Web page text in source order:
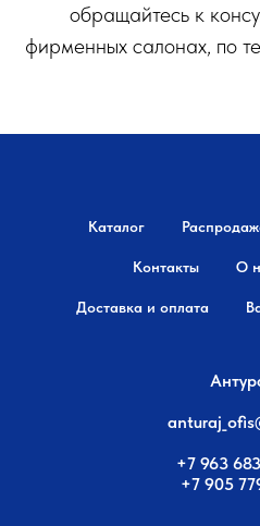
обращайтесь к
фирменных салонах, по
Каталог
Контакты О
Доставка и оплата
+7 963
+7 905